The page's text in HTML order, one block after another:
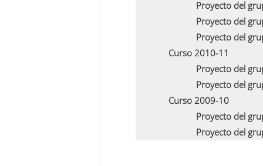
Proyecto del
Proyecto del
Proyecto del
Curso 2010-11
Proyecto del
Proyecto del
Curso 2009-10
Proyecto del
Proyecto del